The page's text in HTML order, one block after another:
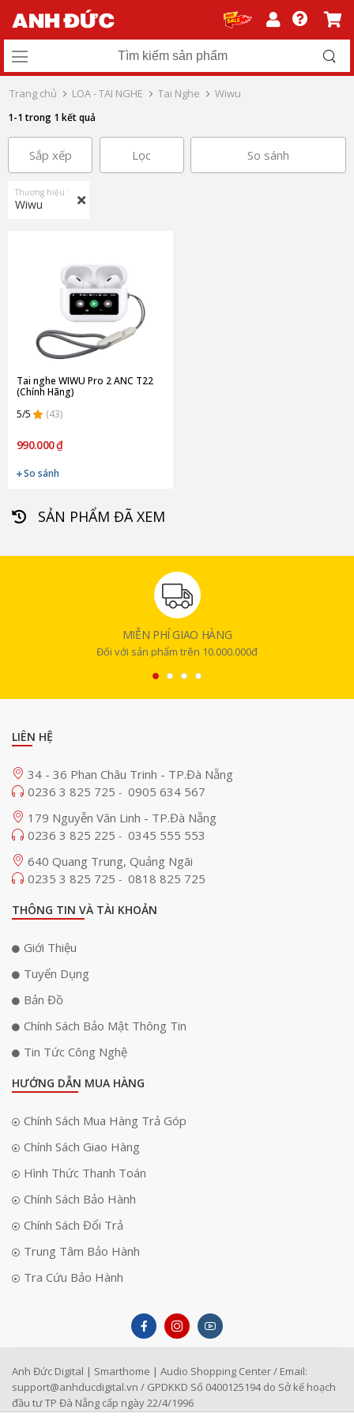
Trang chủ LOA - TAI NGHE Tai Nghe Wiwu
1-1 trong 1 kết quả
Sắp xếp Lọc So sánh
Thương hiệu :
Wiwu
Tai nghe WIWU Pro 2 ANC T22
(Chính Hãng)
5/5
(43)
990.000 ₫
So sánh
SẢN PHẨM ĐÃ XEM
MIỄN PHÍ GIAO HÀNG
Đối với sản phẩm trên 10.000.000đ
LIÊN HỆ
34 - 36 Phan Châu Trinh - TP.Đà Nẵng
0236 3 825 725 - 0905 634 567
179 Nguyễn Văn Linh - TP.Đà Nẵng
0236 3 825 225 - 0345 555 553
640 Quang Trung, Quảng Ngãi
0235 3 825 725 - 0818 825 725
THÔNG TIN VÀ TÀI KHOẢN
Giới Thiệu
Tuyển Dụng
Bản Đồ
Chính Sách Bảo Mật Thông Tin
Tin Tức Công Nghệ
HƯỚNG DẪN MUA HÀNG
Chính Sách Mua Hàng Trả Góp
Chính Sách Giao Hàng
Hình Thức Thanh Toán
Chính Sách Bảo Hành
Chính Sách Đổi Trả
Trung Tâm Bảo Hành
Tra Cứu Bảo Hành
Anh Đức Digital | Smarthome | Audio Shopping Center / Email:
support@anhducdigital.vn / GPDKKD Số 0400125194 do Sở kế hoạch
đầu tư TP Đà Nẵng cấp ngày 22/4/1996